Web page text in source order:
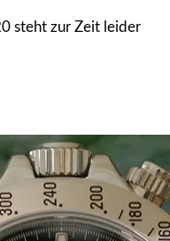
steht zur Zeit leider